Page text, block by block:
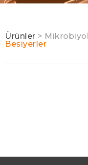
Ürünler >
Besiyerler